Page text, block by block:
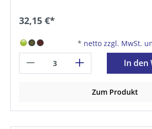
32,15 €*
* netto zzgl. MwSt.
In den
Zum Produkt